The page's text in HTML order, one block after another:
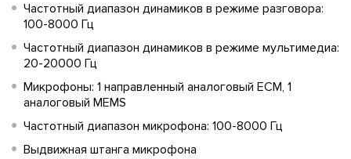
Частотный диапазон динамиков в режиме разговора:
100-8000 Гц
Частотный диапазон динамиков в режиме мультимедиа:
20-20000 Гц
Микрофоны: 1 направленный аналоговый ECM, 1
аналоговый MEMS
Частотный диапазон микрофона: 100-8000 Гц
Выдвижная штанга микрофона